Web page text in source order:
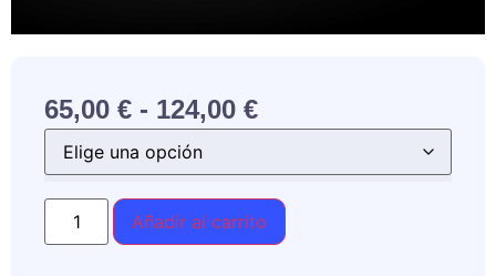
65,00 € - 124,00 €
Añadir al carrito